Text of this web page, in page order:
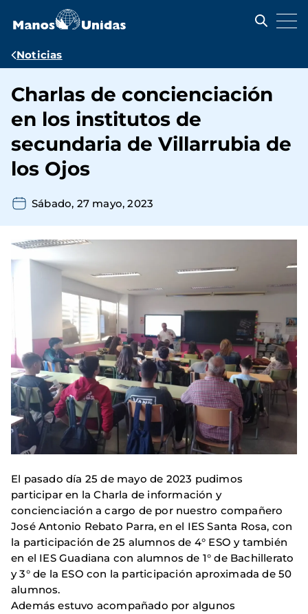
contenido
Ruta
navegación
Noticias
Charlas de concienciación
en los institutos de
secundaria de Villarrubia de
los Ojos
Sábado, 27 mayo, 2023
El pasado día 25 de mayo de 2023 pudimos
participar en la Charla de información y
concienciación a cargo de por nuestro compañero
José Antonio Rebato Parra, en el IES Santa Rosa, con
la participación de 25 alumnos de 4° ESO y también
en el IES Guadiana con alumnos de 1° de Bachillerato
y 3° de la ESO con la participación aproximada de 50
alumnos.
Además estuvo acompañado por algunos